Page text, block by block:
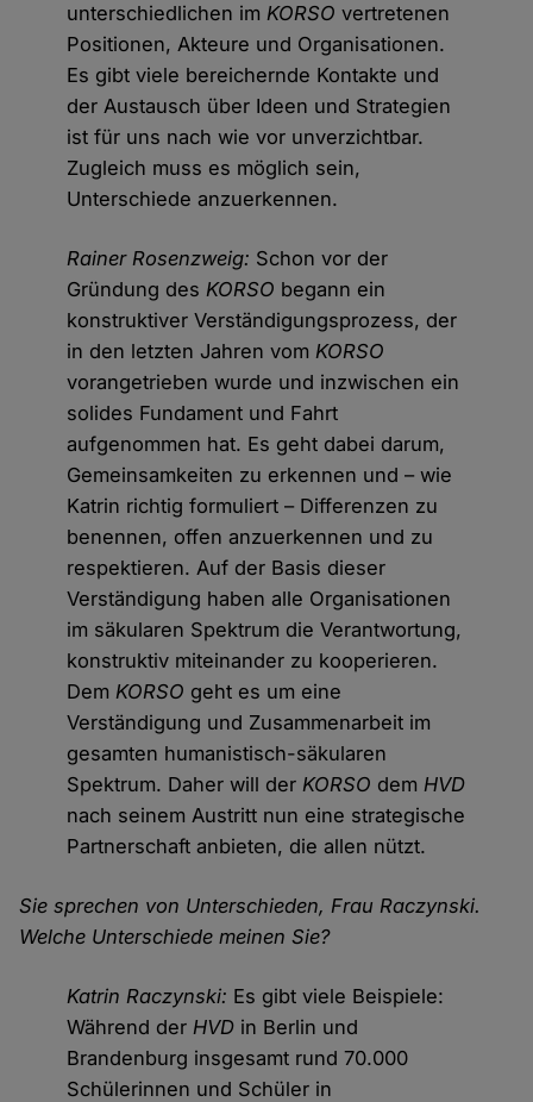
unterschiedlichen imKORSO vertretenen
Positionen, Akteure und Organisationen.
Es gibt viele bereichernde Kontakte und
der Austausch über Ideen und Strategien
ist für uns nach wie vor unverzichtbar.
Zugleich muss es möglich sein,
Unterschiede anzuerkennen.
Rainer Rosenzweig: Schon vor der
Gründung desKORSO begann ein
konstruktiver Verständigungsprozess, der
in den letzten Jahren vomKORSO
vorangetrieben wurde und inzwischen ein
solides Fundament und Fahrt
aufgenommen hat. Es geht dabei darum,
Gemeinsamkeiten zu erkennen und – wie
Katrin richtig formuliert – Differenzen zu
benennen, offen anzuerkennen und zu
respektieren. Auf der Basis dieser
Verständigung haben alle Organisationen
im säkularen Spektrum die Verantwortung,
konstruktiv miteinander zu kooperieren.
DemKORSO geht es um eine
Verständigung und Zusammenarbeit im
gesamten humanistisch-säkularen
Spektrum. Daher will derKORSO demHVD
nach seinem Austritt nun eine strategische
Partnerschaft anbieten, die allen nützt.
Sie sprechen von Unterschieden, Frau Raczynski.
Welche Unterschiede meinen Sie?
Katrin Raczynski: Es gibt viele Beispiele:
Während derHVD in Berlin und
Brandenburg insgesamt rund 70.000
Schülerinnen und Schüler in